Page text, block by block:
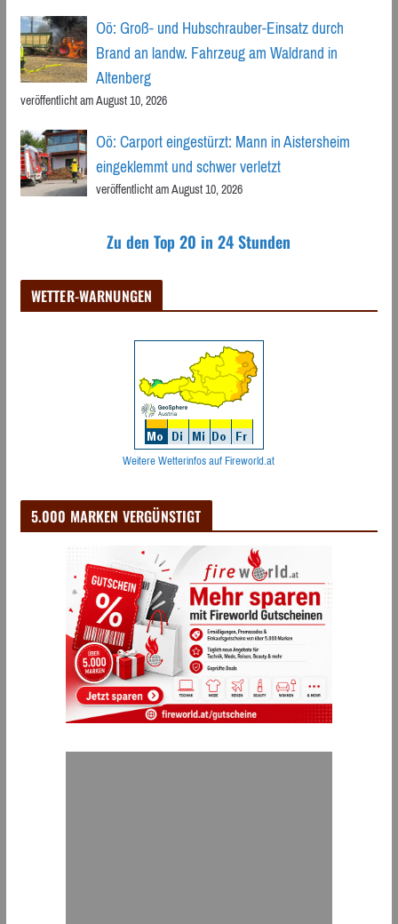
Oö: Groß- und Hubschrauber-Einsatz durch
Brand an landw. Fahrzeug am Waldrand in
Altenberg
veröffentlicht am August 10, 2026
Oö: Carport eingestürzt: Mann in Aistersheim
eingeklemmt und schwer verletzt
veröffentlicht am August 10, 2026
Zu den Top 20 in 24 Stunden
WETTER-WARNUNGEN
Weitere Wetterinfos auf Fireworld.at
5.000 MARKEN VERGÜNSTIGT